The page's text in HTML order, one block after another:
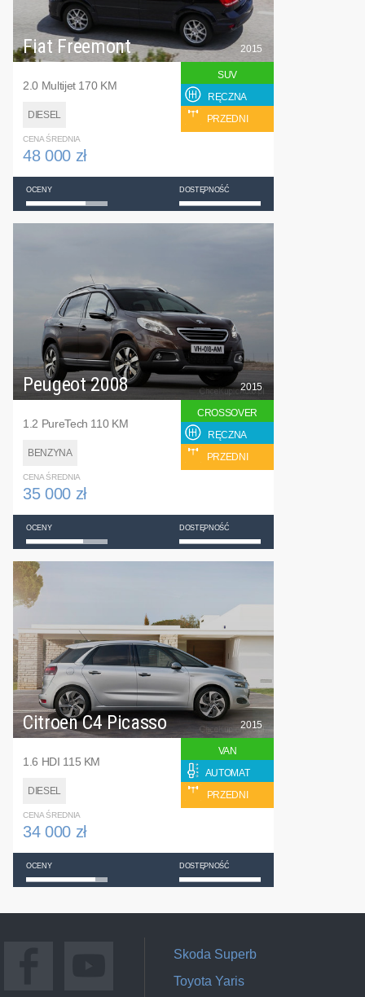
Fiat Freemont
2.0 Multijet 170 KM
DIESEL
2015
SUV
RĘCZNA
PRZEDNI
CENA ŚREDNIA
48 000 zł
OCENY DOSTĘPNOŚĆ
Peugeot 2008
1.2 PureTech 110 KM
BENZYNA
2015
CROSSOVER
RĘCZNA
PRZEDNI
CENA ŚREDNIA
35 000 zł
OCENY DOSTĘPNOŚĆ
Citroen C4 Picasso
1.6 HDI 115 KM
DIESEL
2015
VAN
AUTOMAT
PRZEDNI
CENA ŚREDNIA
34 000 zł
OCENY DOSTĘPNOŚĆ
Skoda Superb
Toyota Yaris